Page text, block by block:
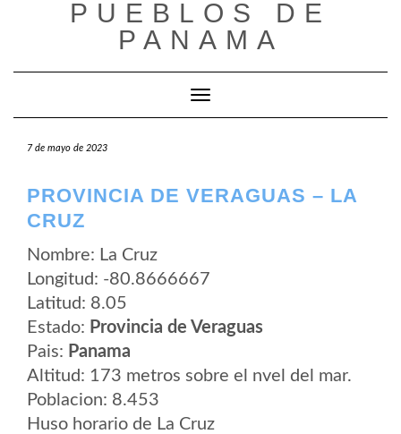
PUEBLOS DE
PANAMA
Cambiar modo de navegación
7 de mayo de 2023
PROVINCIA DE VERAGUAS – LA
CRUZ
Nombre: La Cruz
Longitud: -80.8666667
Latitud: 8.05
Estado: Provincia de Veraguas
Pais: Panama
Altitud: 173 metros sobre el nvel del mar.
Poblacion: 8.453
Huso horario de La Cruz